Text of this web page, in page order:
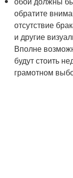
обратите
отсутствие
и другие
Вполне
будут стоить
грамотном